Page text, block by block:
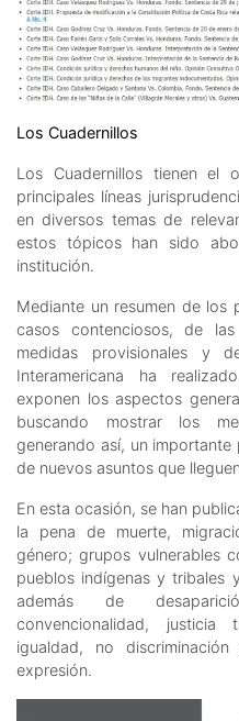
Los Cuadernillos
Los Cuadernillos tienen
principales líneas
en diversos temas de
estos tópicos han sido
institución.
Mediante un resumen de los
casos contenciosos, de
medidas provisionales y
Interamericana ha
exponen los aspectos
buscando mostrar los
generando así, un
de nuevos asuntos que
En esta ocasión, se han
la pena de muerte,
género; grupos vulnerables
pueblos indígenas y tribales
además de
convencionalidad, justicia
igualdad, no
expresión.